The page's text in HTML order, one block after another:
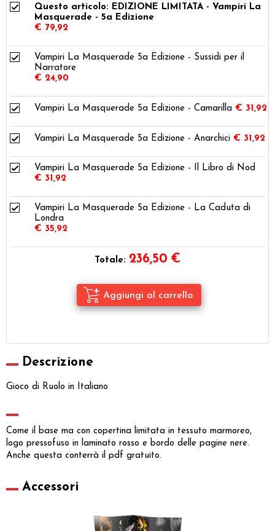
Questo articolo: EDIZIONE LIMITATA - Vampiri La
Masquerade - 5a Edizione
€ 79,92
Vampiri La Masquerade 5a Edizione - Sussidi per il
Narratore
€ 24,90
Vampiri La Masquerade 5a Edizione - Camarilla € 31,92
Vampiri La Masquerade 5a Edizione - Anarchici € 31,92
Vampiri La Masquerade 5a Edizione - Il Libro di Nod
€ 31,92
Vampiri La Masquerade 5a Edizione - La Caduta di
Londra
€ 35,92
Totale: 236,50 €
Descrizione
Gioco di Ruolo in Italiano
Come il base ma con copertina limitata in tessuto marmoreo,
logo pressofuso in laminato rosso e bordo delle pagine nere.
Anche questa conterrà il pdf gratuito.
Accessori